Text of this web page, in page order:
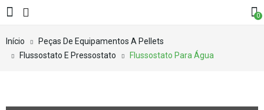
0
Início
Peças De Equipamentos A Pellets
Flussostato E Pressostato
Flussostato Para Água